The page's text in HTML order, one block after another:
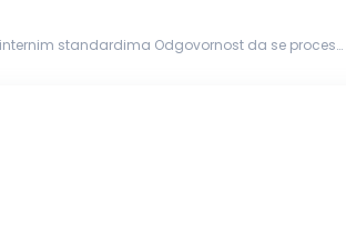
i internim standardima Odgovornost da se proces